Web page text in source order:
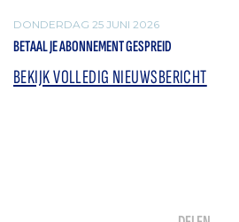
DONDERDAG 25 JUNI 2026
BETAAL JE ABONNEMENT GESPREID
BEKIJK VOLLEDIG NIEUWSBERICHT